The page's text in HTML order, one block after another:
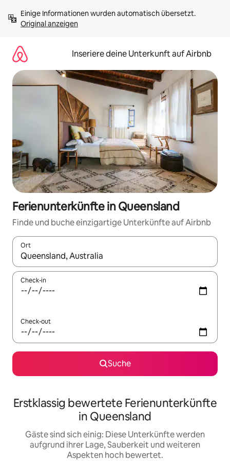
Inhalten
springenOriginal anzeigen
Inseriere deine Unterkunft auf Airbnb
Ferienunterkünfte in Queensland
Finde und buche einzigartige Unterkünfte auf Airbnb
Ort
Wenn Ergebnisse verfügbar sind, navigiere mit den
Check-in
Check-out
Suche
Erstklassig bewertete Ferienunterkünfte
in Queensland
Gäste sind sich einig: Diese Unterkünfte werden
aufgrund ihrer Lage, Sauberkeit und weiteren
Aspekten hoch bewertet.